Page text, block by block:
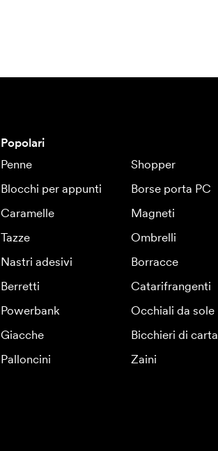
Popolari
Penne
Shopper
Blocchi per appunti
Borse porta PC
Caramelle
Magneti
Tazze
Ombrelli
Nastri adesivi
Borracce
Berretti
Catarifrangenti
Powerbank
Occhiali da sole
Giacche
Bicchieri di carta
Palloncini
Zaini